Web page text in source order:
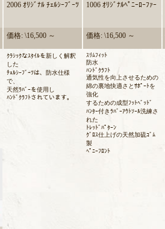
2006 ｵﾘｼﾞﾅﾙ ﾁｪﾙｼｰﾌﾞｰﾂ
価格: \16,500 ～
ｸﾗｼｯｸなｽﾀｲﾙを新しく解釈
した
ﾁｪﾙｼｰﾌﾞｰﾂは、防水仕様
で、
天然ﾗﾊﾞｰを使用し
ﾊﾝﾄﾞｸﾗﾌﾄされています。
1006 ｵﾘｼﾞﾅﾙﾍﾟﾆｰﾛｰﾌｧｰ
価格: \16,500 ～
ｽﾘﾑﾌｨｯﾄ
防水
ﾊﾝﾄﾞｸﾗﾌﾄ
通気性を向上させるための
綿の裏地快適さとｻﾎﾟｰﾄを
強化
するための成型ﾌｯﾄﾍﾞｯﾄﾞ
ﾊﾝﾀｰ付きﾗﾊﾞｰｱｳﾄｿｰﾙ洗練さ
れた
ﾄﾚｯﾄﾞﾊﾟﾀｰﾝ
ｸﾞﾛｽ仕上げの天然加硫ｺﾞﾑ
製
ﾍﾟﾆｰﾌﾛﾝﾄ